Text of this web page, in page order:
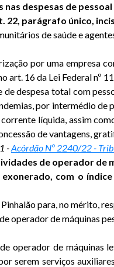
nas despesas de
parágrafo único,
de saúde e
por uma empresa
art. 16 da Lei Federal nº
despesa total com
por intermédio
líquida, assim
de vantagens,
-Acórdão Nº 2240/22 -
de operador
com o
para, no mérito,
operador de máquinas
operador de máquinas
serem serviços